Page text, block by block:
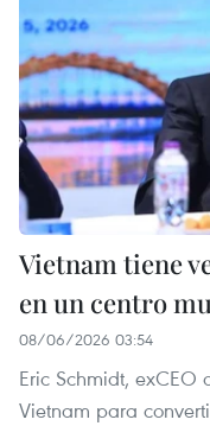
Vietnam tiene
en un centro
08/06/2026 03:54
Eric Schmidt,
Vietnam para